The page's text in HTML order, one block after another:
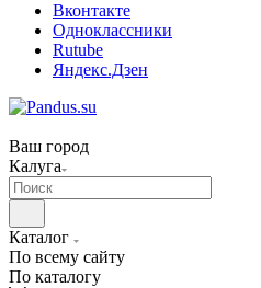
Вконтакте
Одноклассники
Rutube
Яндекс.Дзен
Ваш город
Калуга
Каталог
По всему сайту
По каталогу